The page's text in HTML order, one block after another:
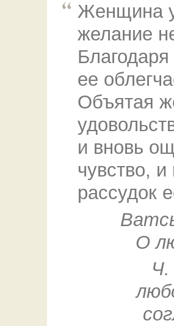
Женщина
желание
ее
Объятая
и вновь
чувство, и
рассудок
О
Ч.